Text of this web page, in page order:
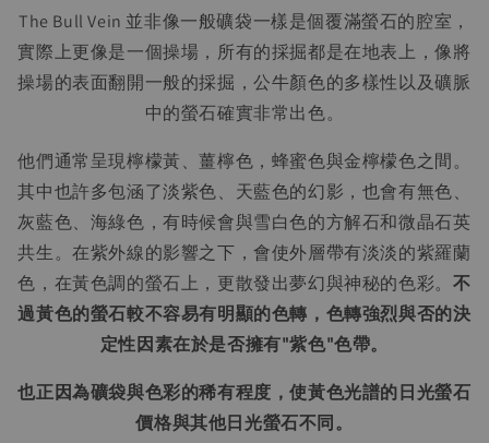
The Bull Vein 並非像一般礦袋一樣是個覆滿螢石的腔室，
實際上更像是一個操場，所有的採掘都是在地表上，像將
操場的表面翻開一般的採掘，公牛顏色的多樣性以及礦脈
中的螢石確實非常出色。
他們通常呈現檸檬黃、薑檸色，蜂蜜色與金檸檬色之間。
其中也許多包涵了淡紫色、天藍色的幻影，也會有無色、
灰藍色、海綠色，有時候會與雪白色的方解石和微晶石英
共生。在紫外線的影響之下，會使外層帶有淡淡的紫羅蘭
色，在黃色調的螢石上，更散發出夢幻與神秘的色彩。 不
過黃色的螢石較不容易有明顯的色轉，色轉強烈與否的決
定性因素在於是否擁有"紫色"色帶。
也正因為礦袋與色彩的稀有程度，使黃色光譜的日光螢石
價格與其他日光螢石不同。